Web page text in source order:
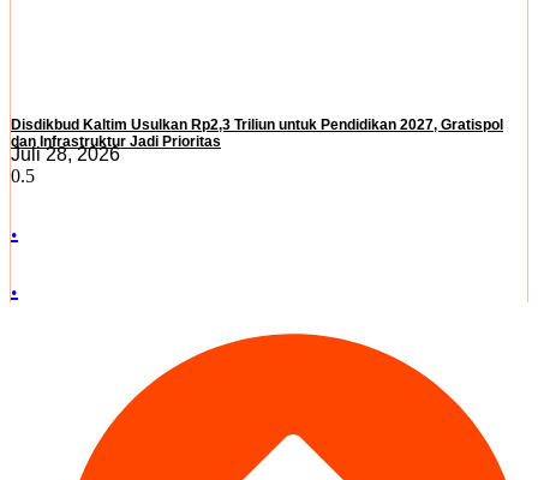
Disdikbud Kaltim Usulkan Rp2,3 Triliun untuk Pendidikan 2027, Gratispol
dan Infrastruktur Jadi Prioritas
Juli 28, 2026
.
.